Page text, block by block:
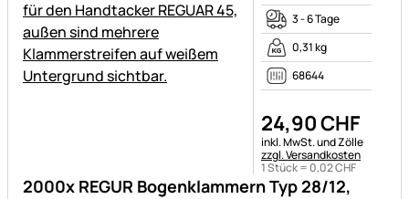
2000x REGUR Bogenklammern Typ 28/12,
3 - 6 Tage
0,31 kg
68644
24,90CHF
Steuerhinweis:
inkl. MwSt. und Zölle
zzgl. Versandkosten
1 Stück = 0,02CHF